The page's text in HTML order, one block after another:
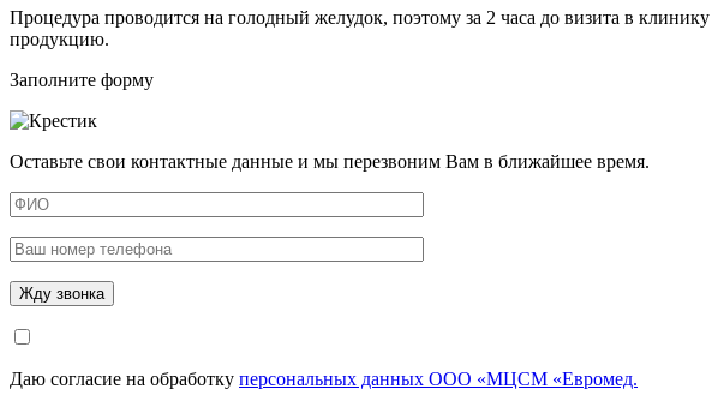
Процедура проводится на голодный желудок, поэтому за 2 часа до визита в
продукцию.
Заполните форму
Оставьте свои контактные данные и мы перезвоним Вам в ближайшее время.
Даю согласие на обработку персональных данных ООО «МЦСМ «Евромед.